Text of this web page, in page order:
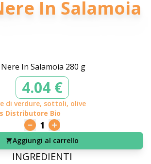
In Salamoia
4.04 €
di verdure, sottoli, olive
Distributore Bio
1
Aggiungi al carrello
INGREDIENTI